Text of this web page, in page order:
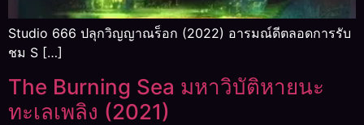
Studio 666 ปลุกวิญญาณร็อก (2022) อารมณ์ดีตลอดการรับ
ชม S […]
The Burning Sea มหาวิบัติหายนะ
ทะเลเพลิง (2021)